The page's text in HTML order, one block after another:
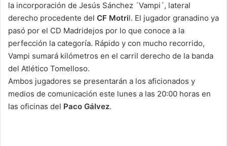
la incorporación de Jesús Sánchez ´Vampi´, lateral
derecho procedente del CF Motril. El jugador granadino ya
pasó por el CD Madridejos por lo que conoce a la
perfección la categoría. Rápido y con mucho recorrido,
Vampi sumará kilómetros en el carril derecho de la banda
del Atlético Tomelloso.
Ambos jugadores se presentarán a los aficionados y
medios de comunicación este lunes a las 20:00 horas en
las oficinas del Paco Gálvez.